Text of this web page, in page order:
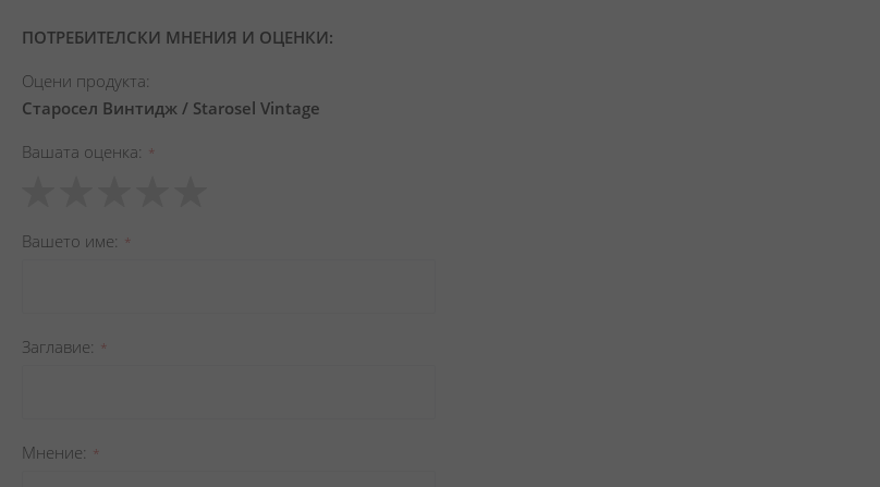
ПОТРЕБИТЕЛСКИ МНЕНИЯ И ОЦЕНКИ:
Оцени продукта:
Старосел Винтидж / Starosel Vintage
Вашата оценка
star
stars
stars
stars
stars
Вашето име
Заглавиe
Мнение